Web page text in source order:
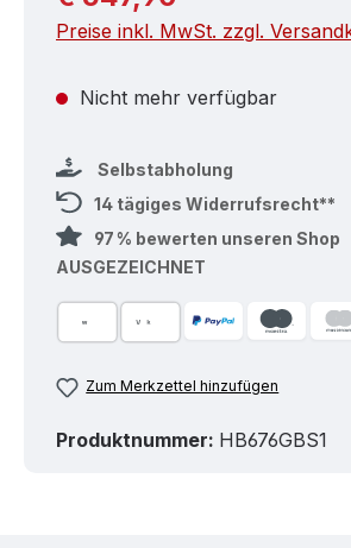
Preise inkl. MwSt. zzgl.
Nicht mehr verfügbar
Selbstabholung
14 tägiges Widerrufsrecht**
97 % bewerten unseren Shop
AUSGEZEICHNET
Zum Merkzettel hinzufügen
Produktnummer: HB676GBS1